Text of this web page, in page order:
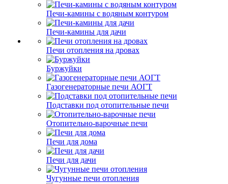
Печи-камины с водяным контуром
Печи-камины для дачи
Печи отопления на дровах
Буржуйки
Газогенераторные печи АОГТ
Подставки под отопительные печи
Отопительно-варочные печи
Печи для дома
Печи для дачи
Чугунные печи отопления